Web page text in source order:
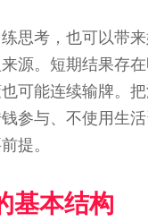
思考，也可以带
源。短期结果存
可能连续输牌。
参与、不使用生
提。
基本结构